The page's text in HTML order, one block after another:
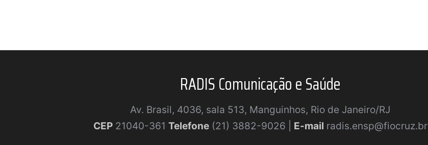
RADIS Comunicação e Saúde
Av. Brasil, 4036, sala 513, Manguinhos, Rio de Janeiro/RJ
CEP21040-361 Telefone(21) 3882-9026 | E-mail radis.ensp@fiocruz.br